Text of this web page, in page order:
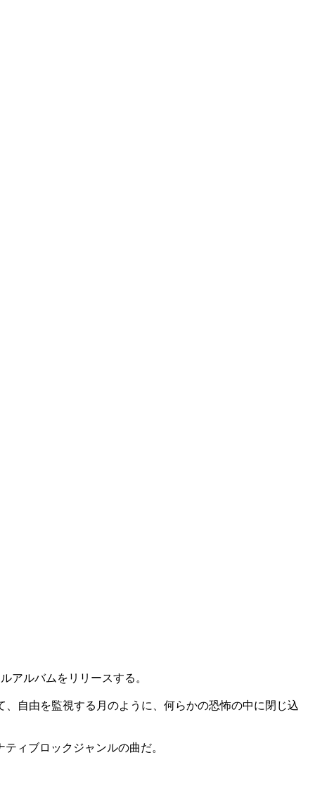
アルバムをリリースする。
、自由を監視する月のように、何らかの恐怖の中に閉じ込
ィブロックジャンルの曲だ。